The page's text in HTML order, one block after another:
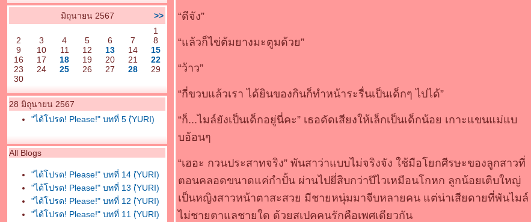
มิถุนายน 2567
>>
1
2
3 4 5 6 7
8
9
10 11 12 13 14
15
16
17 18 19 20 21
22
23
24 25 26 27 28
29
30
28 มิถุนายน 2567
"ได้โปรด! Please!" บทที่ 5 (ํYURI)
All Blogs
"ได้โปรด! Please!" บทที่ 14 (ํYURI)
"ได้โปรด! Please!" บทที่ 13 (ํYURI)
"ได้โปรด! Please!" บทที่ 12 (ํYURI)
"ได้โปรด! Please!" บทที่ 11 (ํYURI)
“ดีจัง”
“แล้วก็ไข่ต้มยางมะตูมด้วย”
“ว้าว”
“กี่ขวบแล้วเรา ได้ยินของกินก็ทำหน้าระรื่นเป็นเด็กๆ ไปได้”
“ก็...ไมล์ยังเป็นเด็กอยู่นี่คะ” เธอดัดเสียงให้เล็กเป็นเด็กน้อย เกาะแขนแม่แบ
บอ้อนๆ
“เฮอะ กวนประสาทจริง” พันสาว่าแบบไม่จริงจัง ใช้มือโยกศีรษะของลูกสาวที่
ตอนคลอดขนาดแค่กำปั้น ผ่านไปยี่สิบกว่าปีไวเหมือนโกหก ลูกน้อยเติบใหญ่
เป็นหญิงสาวหน้าตาสะสวย มีชายหนุ่มมาจีบหลายคน แต่น่าเสียดายที่พันไมล์
ไม่ชายตาแลชายใด ด้วยสเปคคนรักคือเพศเดียวกัน